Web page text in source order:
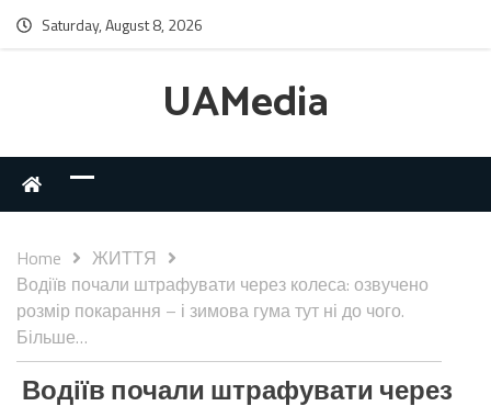
Saturday, August 8, 2026
UAMedia
Home
ЖИТТЯ
Водіїв почали штрафувати через колеса: озвучено
розмір покарання – і зимова гума тут ні до чого.
Більше…
Водіїв почали штрафувати через